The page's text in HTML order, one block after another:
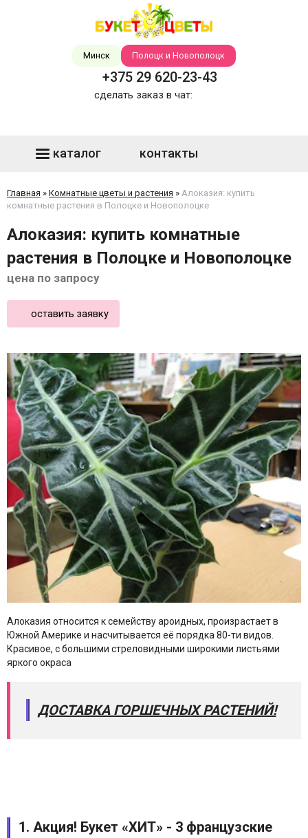
Минск Полоцк и Новополоцк
+375 29 620-23-43
сделать заказ в чат:
каталог контакты
Главная » Комнатные цветы и растения » Алоказия: купить
комнатные растения в Полоцке и Новополоцке
Алоказия: купить комнатные
растения в Полоцке и Новополоцке
цена по запросу
оставить заявку
Алоказия относится к семейству ароидных, произрастает в
Южной Америке и насчитывается её порядка 80-ти видов.
Красивое, с большими стреловидными широкими листьями
яркого окраса
ДОСТАВКА ГОРШЕЧНЫХ РАСТЕНИЙ!
1. Акция! Букет «ХИТ» - 3 французские